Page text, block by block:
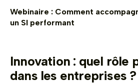
Webinaire : Comment
un SI performant
Innovation : quel rôle
dans les entreprises ?